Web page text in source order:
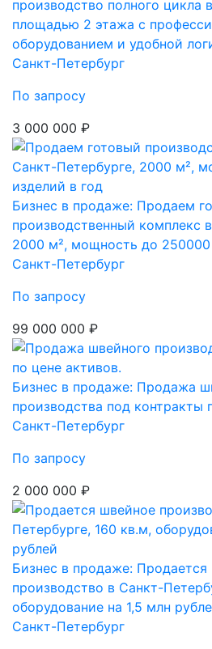
производство полного цикла
площадью 2 этажа с
оборудованием и удобной
Санкт-Петербург
По запросу
3 000 000 ₽
Бизнес в продаже: Продаем
производственный комплекс
2000 м², мощность до 250000
Санкт-Петербург
По запросу
99 000 000 ₽
Бизнес в продаже: Продажа
производства под контракты
Санкт-Петербург
По запросу
2 000 000 ₽
Бизнес в продаже:
производство в Санкт-
оборудование на 1,5 млн
Санкт-Петербург